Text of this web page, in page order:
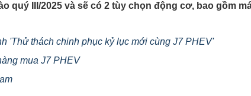
quý III/2025 và sẽ có 2 tùy chọn động cơ, bao gồm
'Thử thách chinh phục kỷ lục mới cùng J7 PHEV'
mua J7 PHEV